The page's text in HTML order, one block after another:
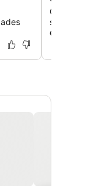
Comece
suco
e frescor.